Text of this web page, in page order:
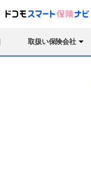
取扱い保険会社